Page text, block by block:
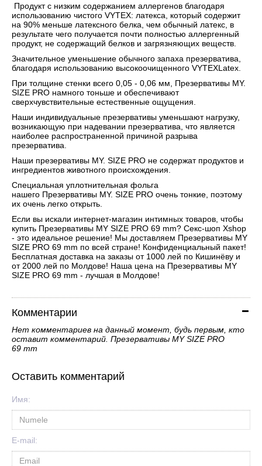
Продукт с низким содержанием аллергенов благодаря
использованию чистого VYTEX: латекса, который содержит
на 90% меньше латексного белка, чем обычный латекс, в
результате чего получается почти полностью аллергенный
продукт, не содержащий белков и загрязняющих веществ.
Значительное уменьшение обычного запаха презерватива,
благодаря использованию высокоочищенного VYTEXLatex.
При толщине стенки всего 0,05 - 0,06 мм, Презервативы MY.
SIZE PRO намного тоньше и обеспечивают
сверхчувствительные естественные ощущения.
Наши индивидуальные презервативы уменьшают нагрузку,
возникающую при надевании презерватива, что является
наиболее распространенной причиной разрыва
презерватива.
Наши презервативы MY. SIZE PRO не содержат продуктов и
ингредиентов животного происхождения.
Специальная уплотнительная фольга
нашего Презервативы MY. SIZE PRO очень тонкие, поэтому
их очень легко открыть.
Если вы искали интернет-магазин интимных товаров, чтобы
купить Презервативы MY SIZE PRO 69 mm? Секс-шоп Xshop
- это идеальное решение! Мы доставляем Презервативы MY
SIZE PRO 69 mm по всей стране! Конфиденциальный пакет!
Бесплатная доставка на заказы от 1000 лей по Кишинёву и
от 2000 лей по Молдове! Наша цена на Презервативы MY
SIZE PRO 69 mm - лучшая в Молдове!
Комментарии
Нет комментариев на данный момент, будь первым, кто
оставит комментарий. Презервативы MY SIZE PRO
69 mm
Оставить комментарий
Имя:
E-mail: